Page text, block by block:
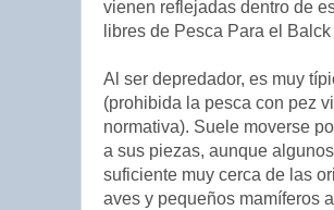
vienen reflejadas dentro de
libres de Pesca Para el
Al ser depredador, es muy
(prohibida la pesca con pez
normativa). Suele moverse
a sus piezas, aunque
suficiente muy cerca de las
aves y pequeños mamíferos